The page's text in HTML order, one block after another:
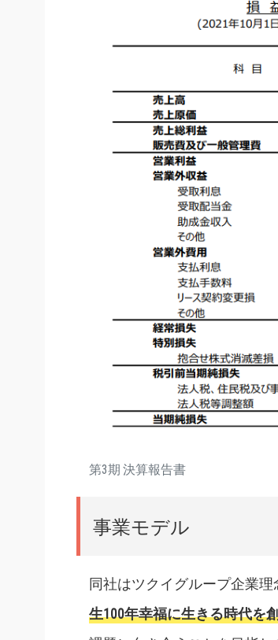
第3期 決算報告書
事業モデル
同社はツクイグループ企業理
生100年幸福に生きる時代を